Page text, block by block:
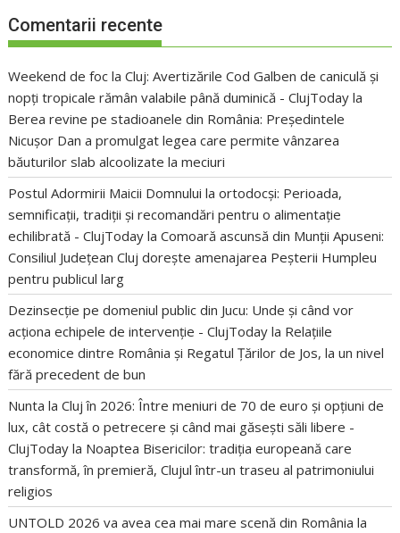
Comentarii recente
Weekend de foc la Cluj: Avertizările Cod Galben de caniculă și
nopți tropicale rămân valabile până duminică - ClujToday la
Berea revine pe stadioanele din România: Președintele
Nicușor Dan a promulgat legea care permite vânzarea
băuturilor slab alcoolizate la meciuri
Postul Adormirii Maicii Domnului la ortodocși: Perioada,
semnificații, tradiții și recomandări pentru o alimentație
echilibrată - ClujToday laComoară ascunsă din Munții Apuseni:
Consiliul Județean Cluj dorește amenajarea Peșterii Humpleu
pentru publicul larg
Dezinsecție pe domeniul public din Jucu: Unde și când vor
acționa echipele de intervenție - ClujToday la Relațiile
economice dintre România și Regatul Țărilor de Jos, la un nivel
fără precedent de bun
Nunta la Cluj în 2026: Între meniuri de 70 de euro și opțiuni de
lux, cât costă o petrecere și când mai găsești săli libere -
ClujToday la Noaptea Bisericilor: tradiția europeană care
transformă, în premieră, Clujul într-un traseu al patrimoniului
religios
UNTOLD 2026 va avea cea mai mare scenă din România la